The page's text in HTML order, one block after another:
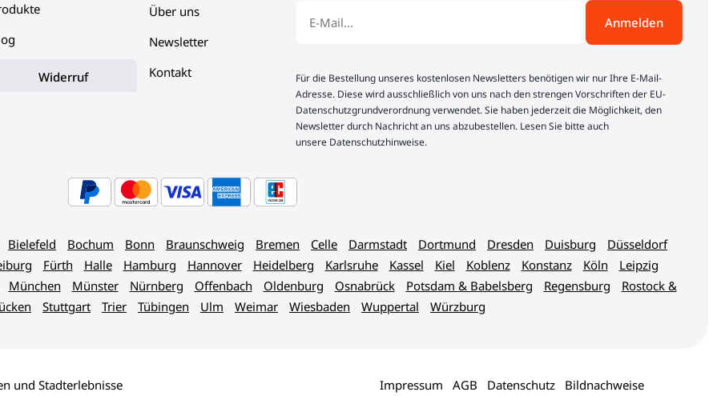
Widerruf
Über uns
Newsletter
Kontakt
Anmelden
Für die Bestellung unseres kostenlosen Newsletters benötigen wir nur Ihre E-Mail-
Adresse. Diese wird ausschließlich von uns nach den strengen Vorschriften der EU-
Datenschutzgrundverordnung verwendet. Sie haben jederzeit die Möglichkeit, den
Newsletter durch Nachricht an uns abzubestellen. Lesen Sie bitte auch
unsere Datenschutzhinweise.
Bielefeld Bochum Bonn Braunschweig Bremen Celle Darmstadt Dortmund Dresden Duisburg
Düsseldorf
Fürth Halle Hamburg Hannover Heidelberg Karlsruhe Kassel Kiel Koblenz Konstanz Köln
Leipzig
München Münster Nürnberg Offenbach Oldenburg Osnabrück Potsdam & Babelsberg Regensburg
Rostock &
Stuttgart Trier Tübingen Ulm Weimar Wiesbaden Wuppertal Würzburg
und Stadterlebnisse Impressum AGB Datenschutz Bildnachweise